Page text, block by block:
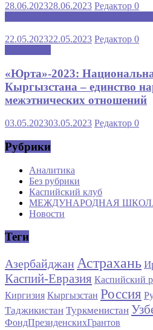
28.06.202328.06.2023 Редактор 0
22.05.202322.05.2023 Редактор 0
«Юрта»-2023:
Кыргызстана – единство
межэтнических отношений
03.05.202303.05.2023 Редактор 0
Рубрики
Аналитика
Без рубрики
Каспийский клуб
МЕЖДУНАРОДНАЯ
Новости
Теги
Азербайджан Астрахань
Каспий-Евразия Каспийский
Киргизия Кыргызстан Россия
Таджикистан Туркменистан
ФондПрезиденскихГрантов